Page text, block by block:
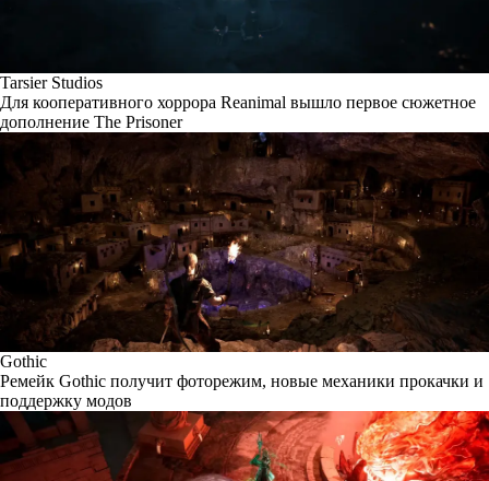
Tarsier Studios
Для кооперативного хоррора Reanimal вышло первое сюжетное
дополнение The Prisoner
Gothic
Ремейк Gothic получит фоторежим, новые механики прокачки и
поддержку модов